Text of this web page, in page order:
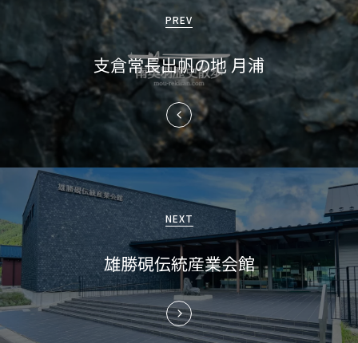
ナ
ビ
シ
ョ
ン
PREV
支倉常長出帆の地 月浦
NEXT
雄勝硯伝統産業会館